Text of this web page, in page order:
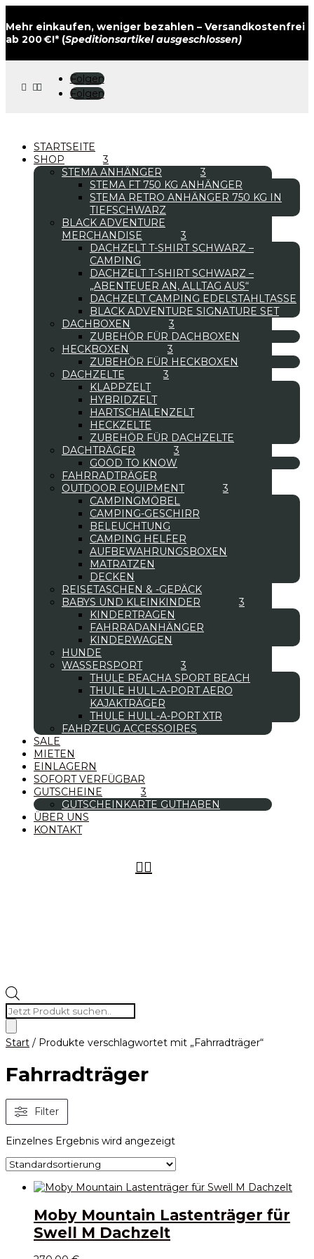
Mehr einkaufen, weniger bezahlen – Versandkostenfrei
ab 200 €!* (Speditionsartikel ausgeschlossen)
 
Folgen
Folgen
STARTSEITE
SHOP
STEMA ANHÄNGER
STEMA FT 750 KG ANHÄNGER
STEMA RETRO ANHÄNGER 750 KG IN
TIEFSCHWARZ
BLACK ADVENTURE
MERCHANDISE
DACHZELT T-SHIRT SCHWARZ –
CAMPING
DACHZELT T-SHIRT SCHWARZ –
„ABENTEUER AN, ALLTAG AUS“
DACHZELT CAMPING EDELSTAHLTASSE
BLACK ADVENTURE SIGNATURE SET
DACHBOXEN
ZUBEHÖR FÜR DACHBOXEN
HECKBOXEN
ZUBEHÖR FÜR HECKBOXEN
DACHZELTE
KLAPPZELT
HYBRIDZELT
HARTSCHALENZELT
HECKZELTE
ZUBEHÖR FÜR DACHZELTE
DACHTRÄGER
GOOD TO KNOW
FAHRRADTRÄGER
OUTDOOR EQUIPMENT
CAMPINGMÖBEL
CAMPING-GESCHIRR
BELEUCHTUNG
CAMPING HELFER
AUFBEWAHRUNGSBOXEN
MATRATZEN
DECKEN
REISETASCHEN & -GEPÄCK
BABYS UND KLEINKINDER
KINDERTRAGEN
FAHRRADANHÄNGER
KINDERWAGEN
HUNDE
WASSERSPORT
THULE REACHA SPORT BEACH
THULE HULL-A-PORT AERO
KAJAKTRÄGER
THULE HULL-A-PORT XTR
FAHRZEUG ACCESSOIRES
SALE
MIETEN
EINLAGERN
SOFORT VERFÜGBAR
GUTSCHEINE
GUTSCHEINKARTE GUTHABEN
ÜBER UNS
KONTAKT
Products
search

Start / Produkte verschlagwortet mit „Fahrradträger“
Fahrradträger
Filter
Einzelnes Ergebnis wird angezeigt
Moby Mountain Lastenträger für
Swell M Dachzelt